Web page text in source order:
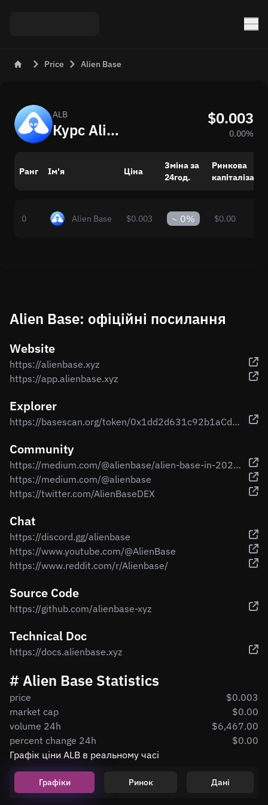
Price Alien Base
ALB
Курс Alien Base (ALB) до USD сьогодні
$0.003
0.00%
Ранг Ім'я Ціна
Зміна за
24год.
Ринкова
капіталізація
0 Alien Base $0.003 ~ 0% $0.00
Alien Base: офіційні посилання
Website
https://alienbase.xyz
https://app.alienbase.xyz
Explorer
https://basescan.org/token/0x1dd2d631c92b1aCdFCDd51A0F7145A50130050C4
Community
https://medium.com/@alienbase/alien-base-in-2024-how-well-build-the-ultimate-defi-platform-1d07ab357840
https://medium.com/@alienbase
https://twitter.com/AlienBaseDEX
Chat
https://discord.gg/alienbase
https://www.youtube.com/@AlienBase
https://www.reddit.com/r/Alienbase/
Source Code
https://github.com/alienbase-xyz
Technical Doc
https://docs.alienbase.xyz
# Alien Base Statistics
price
$0.003
market cap
$0.00
volume 24h
$6,467.00
percent change 24h
$0.00
Графік ціни ALB в реальному часі
Графіки Ринок Дані